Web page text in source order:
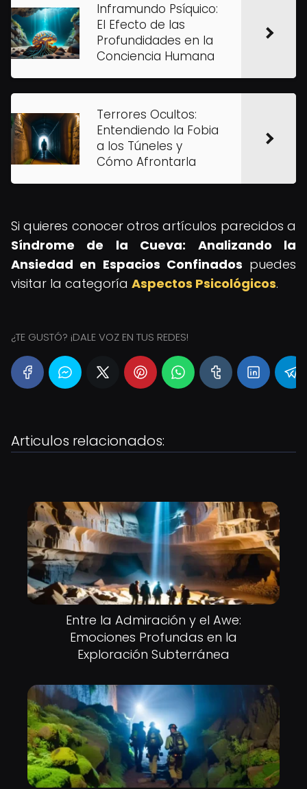
Inframundo Psíquico:
El Efecto de las
Profundidades en la
Conciencia Humana
Terrores Ocultos:
Entendiendo la Fobia
a los Túneles y
Cómo Afrontarla
Si quieres conocer otros artículos parecidos a
Síndrome de la Cueva: Analizando la
Ansiedad en Espacios Confinados puedes
visitar la categoría Aspectos Psicológicos.
¿TE GUSTÓ? ¡DALE VOZ EN TUS REDES!
Articulos relacionados:
Entre la Admiración y el Awe:
Emociones Profundas en la
Exploración Subterránea